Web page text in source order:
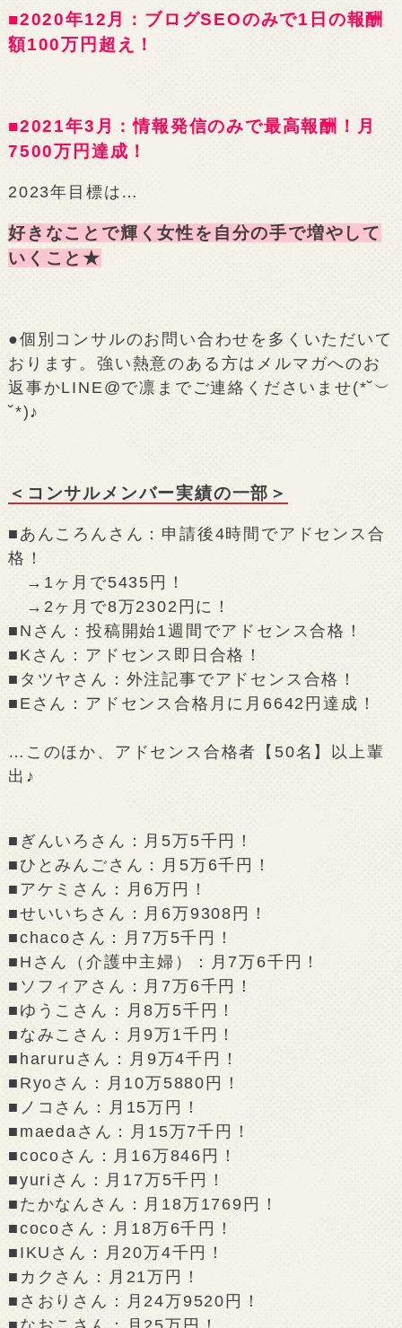
■2020年12月：ブログSEOのみで1日の報酬
額100万円超え！
■2021年3月：情報発信のみで最高報酬！月
7500万円達成！
2023年目標は…
好きなことで輝く女性を自分の手で増やして
いくこと★
●個別コンサルのお問い合わせを多くいただいて
おります。強い熱意のある方はメルマガへのお
返事かLINE@で凛までご連絡くださいませ(*˘︶
˘*)♪
＜コンサルメンバー実績の一部＞
■あんころんさん：申請後4時間でアドセンス合
格！
→1ヶ月で5435円！
→2ヶ月で8万2302円に！
■Nさん：投稿開始1週間でアドセンス合格！
■Kさん：アドセンス即日合格！
■タツヤさん：外注記事でアドセンス合格！
■Eさん：アドセンス合格月に月6642円達成！
…このほか、アドセンス合格者【50名】以上輩
出♪
■ぎんいろさん：月5万5千円！
■ひとみんごさん：月5万6千円！
■アケミさん：月6万円！
■せいいちさん：月6万9308円！
■chacoさん：月7万5千円！
■Hさん（介護中主婦）：月7万6千円！
■ソフィアさん：月7万6千円！
■ゆうこさん：月8万5千円！
■なみこさん：月9万1千円！
■haruruさん：月9万4千円！
■Ryoさん：月10万5880円！
■ノコさん：月15万円！
■maedaさん：月15万7千円！
■cocoさん：月16万846円！
■yuriさん：月17万5千円！
■たかなんさん：月18万1769円！
■cocoさん：月18万6千円！
■IKUさん：月20万4千円！
■カクさん：月21万円！
■さおりさん：月24万9520円！